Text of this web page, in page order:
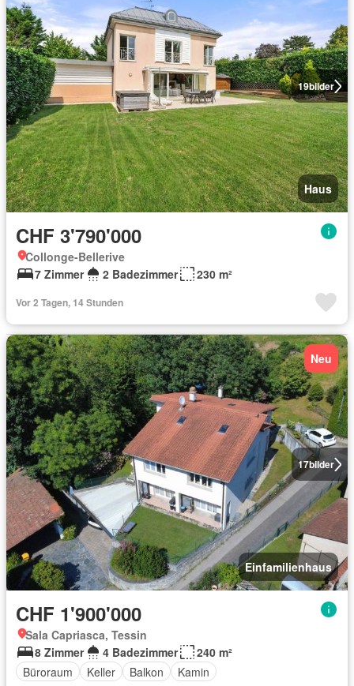
19bilder
Haus
CHF 3'790'000
Collonge-Bellerive
7 Zimmer
2 Badezimmer 230 m²
Vor 2 Tagen, 14 Stunden
17bilder
Neu
Einfamilienhaus
CHF 1'900'000
Sala Capriasca, Tessin
8 Zimmer
4 Badezimmer
240 m²
Büroraum
Keller Balkon Kamin